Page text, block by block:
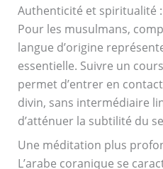
Authenticité et spiritualité :
Pour les musulmans,
langue d’origine
essentielle. Suivre un
permet d’entrer en
divin, sans intermédiaire
d’atténuer la subtilité du
Une méditation plus
L’arabe coranique se